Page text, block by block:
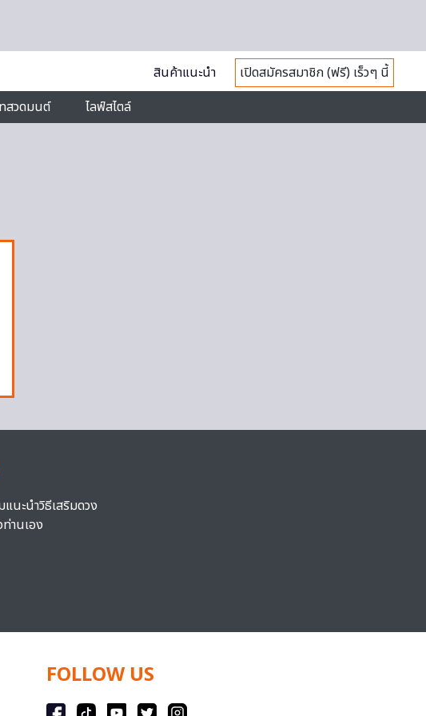
สินค้าแนะนำ
เปิดสมัครสมาชิก (ฟรี) เร็วๆ นี้
สวดมนต์ ไลฟ์สไตล์
นะนำวิธีเสริมดวง
านเอง
FOLLOW US